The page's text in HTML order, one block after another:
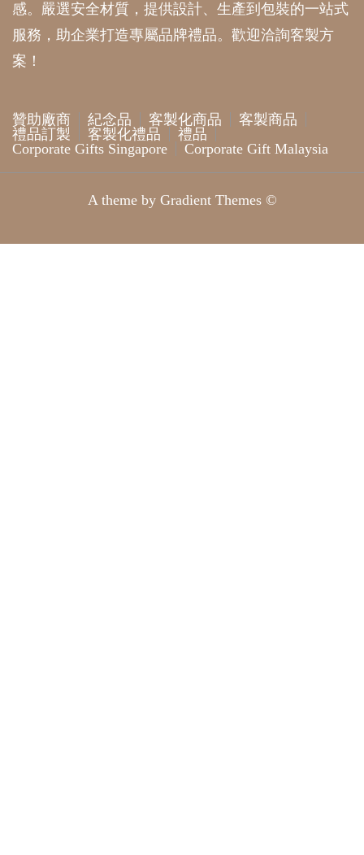
感。嚴選安全材質，提供設計、生產到包裝的一站式
服務，助企業打造專屬品牌禮品。歡迎洽詢客製方
案！
贊助廠商 紀念品 客製化商品
客製商品
禮品訂製
客製化禮品
禮品
Corporate Gifts Singapore
Corporate Gift Malaysia
A theme by Gradient Themes ©